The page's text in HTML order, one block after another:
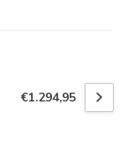
€1.294,95